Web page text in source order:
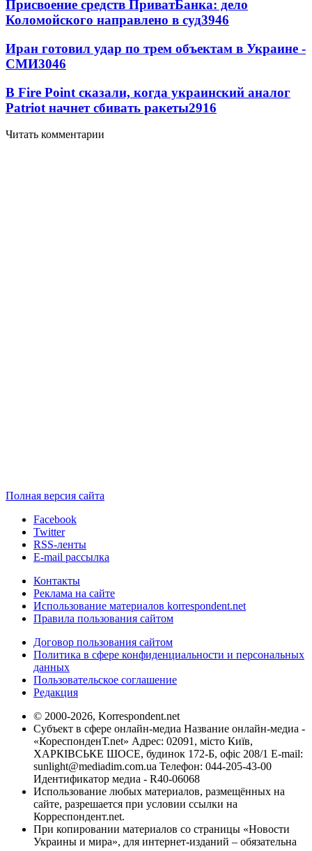
Присвоение средств ПриватБанка: дело
Коломойского направлено в суд3946
Иран готовил удар по трем объектам в Украине -
СМИ3046
В Fire Point сказали, когда украинский аналог
Patriot начнет сбивать ракеты2916
Читать комментарии
Полная версия сайта
Facebook
Twitter
RSS-ленты
E-mail рассылка
Контакты
Реклама на сайте
Использование материалов korrespondent.net
Правила пользования сайтом
Договор пользования сайтом
Политика в сфере конфиденциальности и персональных
данных
Пользовательское соглашение
Редакция
© 2000-2026, Korrespondent.net
Субъект в сфере онлайн-медиа Название онлайн-медиа -
«КореспонденТ.net» Адрес: 02091, місто Київ,
ХАРКІВСЬКЕ ШОСЕ, будинок 172-Б, офіс 208/1 E-mail:
sunlight@mediadim.com.ua Телефон: 044-205-43-00
Идентификатор медиа - R40-06068
Использование любых материалов, размещённых на
сайте, разрешается при условии ссылки на
Корреспондент.net.
При копировании материалов со страницы «Новости
Украины и мира», для интернет-изданий – обязательна